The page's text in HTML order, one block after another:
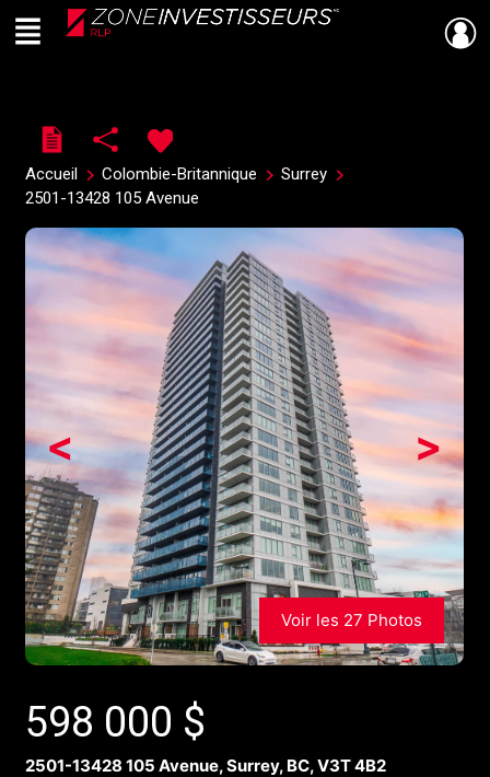
Live
En Direct
Menu
Accueil Colombie-Britannique
Surrey
2501-13428 105 Avenue
>
<
Voir les 27 Photos
598 000 $
2501-13428 105 Avenue, Surrey, BC, V3T 4B2